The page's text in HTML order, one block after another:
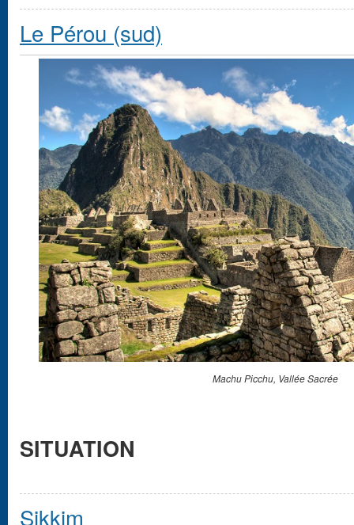
Le Pérou (sud)
Machu Picchu, Vallée Sacrée
SITUATION
Sikkim